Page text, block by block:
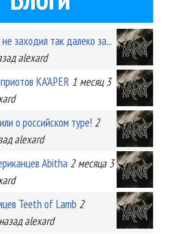
заходил так далеко за...
alexard
KA'APER 1 месяц 3
о российском туре! 2
alexard
Abitha 2 месяца 3
Teeth of Lamb 2
alexard